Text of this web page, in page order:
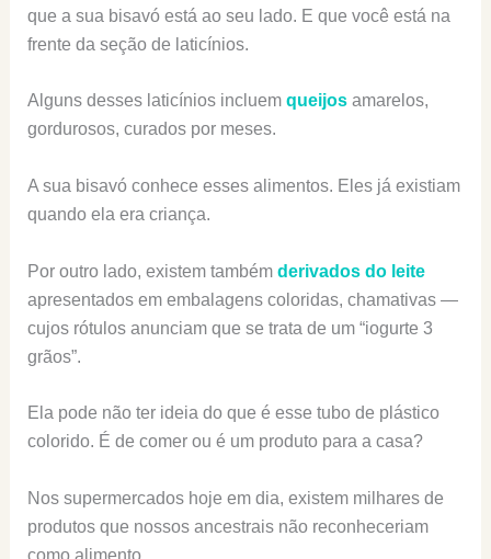
que a sua bisavó está ao seu lado. E que você está na
frente da seção de laticínios.
Alguns desses laticínios incluem queijosamarelos,
gordurosos, curados por meses.
A sua bisavó conhece esses alimentos. Eles já existiam
quando ela era criança.
Por outro lado, existem também derivados do leite
apresentados em embalagens coloridas, chamativas —
cujos rótulos anunciam que se trata de um “iogurte 3
grãos”.
Ela pode não ter ideia do que é esse tubo de plástico
colorido. É de comer ou é um produto para a casa?
Nos supermercados hoje em dia, existem milhares de
produtos que nossos ancestrais não reconheceriam
como alimento.